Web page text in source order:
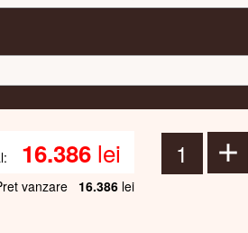
16.386lei
vanzare 16.386lei